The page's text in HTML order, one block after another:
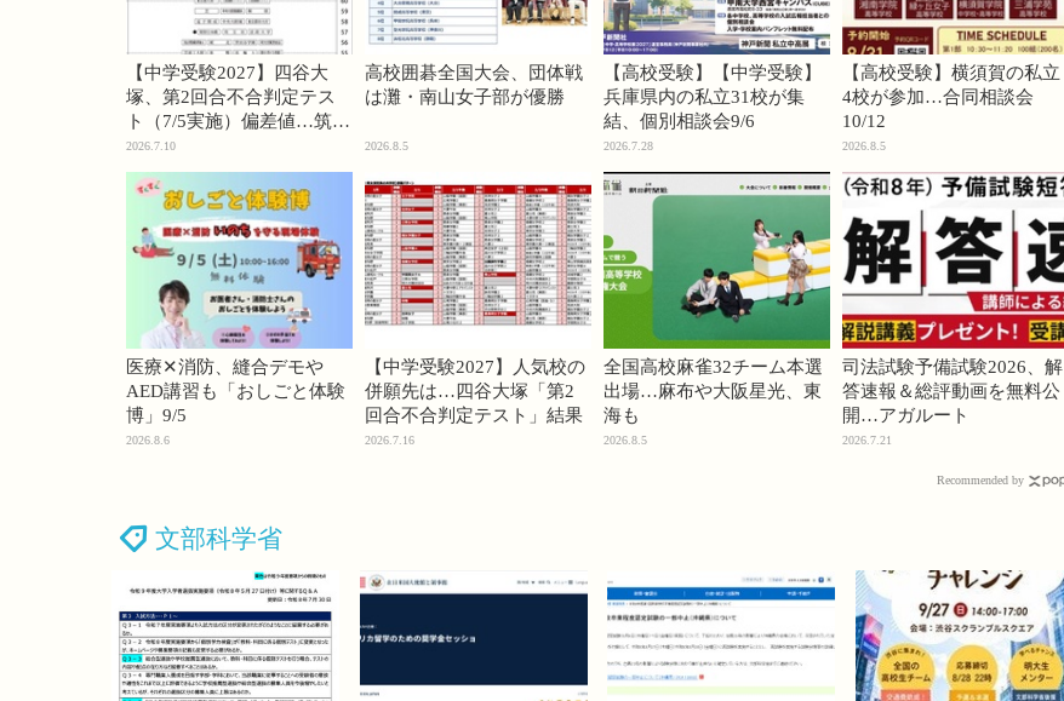
【中学受験2027】四谷大
塚、第2回合不合判定テス
ト（7/5実施）偏差値…筑駒
74・桜蔭70＜PR＞
2026.7.10
高校囲碁全国大会、団体戦
は灘・南山女子部が優勝
2026.8.5
【高校受験】【中学受験】
兵庫県内の私立31校が集
結、個別相談会9/6
2026.7.28
【高校受験】横須賀の私立
4校が参加…合同相談会
10/12
2026.8.5
医療✕消防、縫合デモや
AED講習も「おしごと体験
博」9/5
2026.8.6
【中学受験2027】人気校の
併願先は…四谷大塚「第2
回合不合判定テスト」結果
2026.7.16
全国高校麻雀32チーム本選
出場…麻布や大阪星光、東
海も
2026.8.5
司法試験予備試験2026、解
答速報＆総評動画を無料公
開…アガルート
2026.7.21
Recommended by
文部科学省